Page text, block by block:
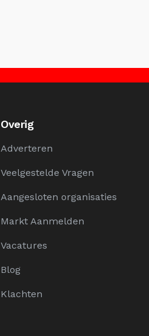
Overig
Adverteren
Veelgestelde Vragen
Aangesloten organisaties
Markt Aanmelden
Vacatures
Blog
Klachten